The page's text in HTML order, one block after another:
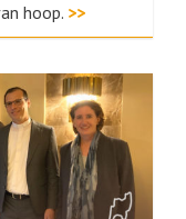
hoop. >>